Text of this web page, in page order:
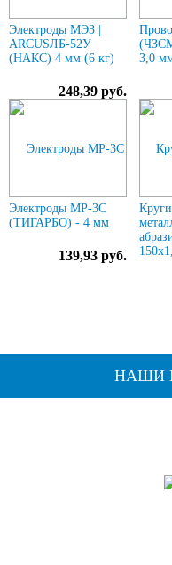
Электроды МЭЗ |
ARCUSЛБ-52У
(НАКС) 4 мм (6 кг)
248,39 руб.
3,0
Электроды МР-3С
(ТИГАРБО) - 4 мм
139,93 руб.
НАШИ